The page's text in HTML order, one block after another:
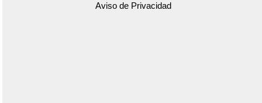
Aviso de Privacidad